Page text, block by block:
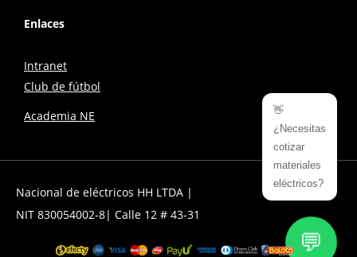
Enlaces
Intranet
Club de fútbol
Academia NE
👋
¿Necesitas
cotizar
materiales
eléctricos?
💬
Nacional de eléctricos HH LTDA |
NIT 830054002-8| Calle 12 # 43-31